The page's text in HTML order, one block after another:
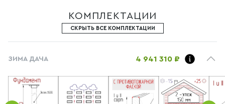
КОМПЛЕКТАЦИИ
СКРЫТЬ ВСЕ КОМПЛЕКТАЦИИ
ЗИМА ДАЧА 4 941 310 ₽